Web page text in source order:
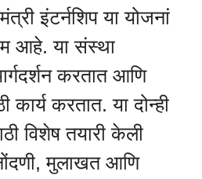
इंटर्नशिप या योजनां
आहे. या संस्था
करतात आणि
कार्य करतात. या दोन्ही
विशेष तयारी केली
मुलाखत आणि